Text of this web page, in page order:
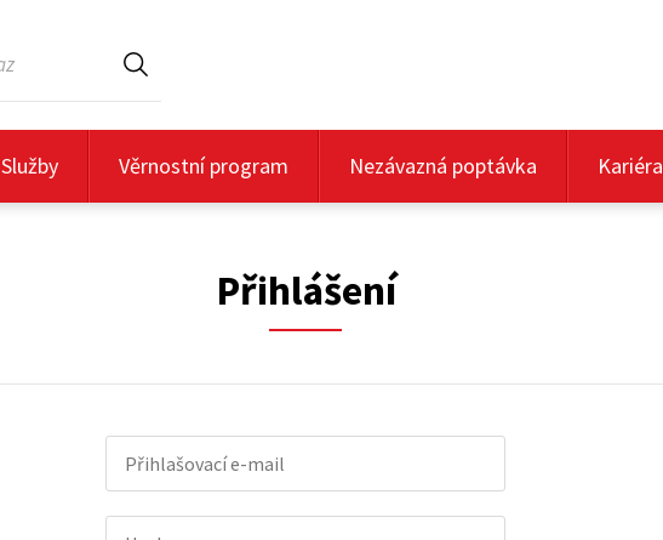
Služby Věrnostní program Nezávazná poptávka Kariéra
Přihlášení